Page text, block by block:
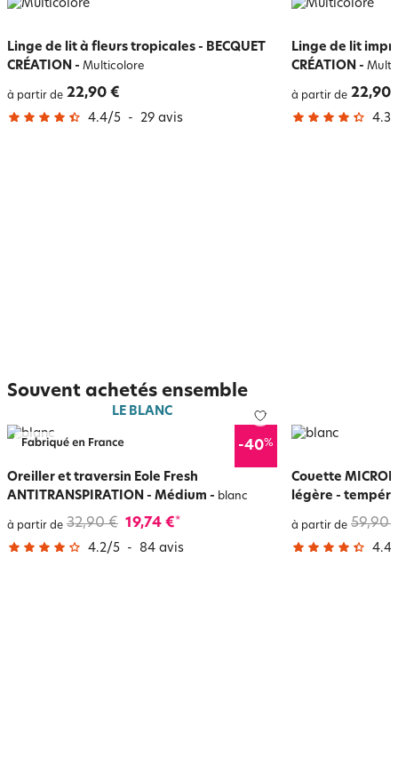
Linge de lit à fleurs tropicales - BECQUET
CRÉATION - Multicolore
à partir de 22,90 €
4.4/5 - 29 avis
Linge de lit
CRÉATION -
à partir de 22,90
4.3
Souvent achetés ensemble
LE BLANC
-40%
Oreiller et traversin Eole Fresh
ANTITRANSPIRATION - Médium - blanc
à partir de 32,90 € 19,74 €*
4.2/5 - 84 avis
Couette
légère -
à partir de 59,90
4.4